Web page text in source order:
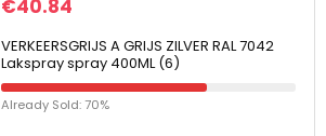
€40.84
VERKEERSGRIJS A GRIJS ZILVER RAL 7042
Lakspray spray 400ML (6)
Already Sold: 70%